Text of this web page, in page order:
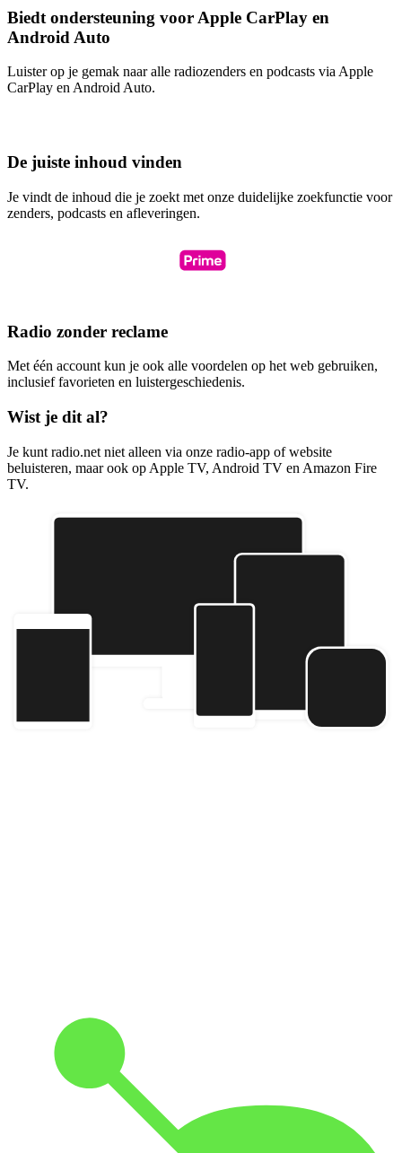
Biedt ondersteuning voor Apple CarPlay en
Android Auto
Luister op je gemak naar alle radiozenders en podcasts via Apple
CarPlay en Android Auto.
De juiste inhoud vinden
Je vindt de inhoud die je zoekt met onze duidelijke zoekfunctie voor
zenders, podcasts en afleveringen.
Radio zonder reclame
Met één account kun je ook alle voordelen op het web gebruiken,
inclusief favorieten en luistergeschiedenis.
Wist je dit al?
Je kunt radio.net niet alleen via onze radio-app of website
beluisteren, maar ook op Apple TV, Android TV en Amazon Fire
TV.